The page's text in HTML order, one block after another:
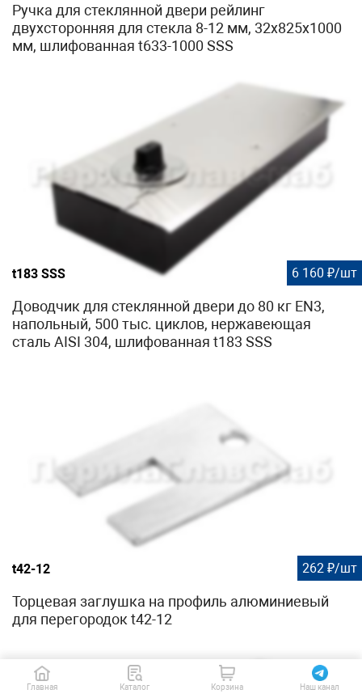
Ручка для стеклянной двери рейлинг
двухсторонняя для стекла 8-12 мм, 32х825х1000
мм, шлифованная t633-1000 SSS
t183 SSS 6 160 ₽/шт
Доводчик для стеклянной двери до 80 кг EN3,
напольный, 500 тыс. циклов, нержавеющая
сталь AISI 304, шлифованная t183 SSS
t42-12 262 ₽/шт
Торцевая заглушка на профиль алюминиевый
для перегородок t42-12
Главная Каталог Корзина Наш канал